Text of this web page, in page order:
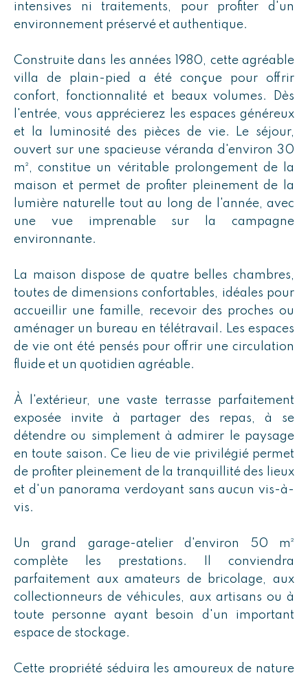
intensives ni traitements, pour profiter d'un
environnement préservé et authentique.
Construite dans les années 1980, cette agréable
villa de plain-pied a été conçue pour offrir
confort, fonctionnalité et beaux volumes. Dès
l'entrée, vous apprécierez les espaces généreux
et la luminosité des pièces de vie. Le séjour,
ouvert sur une spacieuse véranda d'environ 30
m², constitue un véritable prolongement de la
maison et permet de profiter pleinement de la
lumière naturelle tout au long de l'année, avec
une vue imprenable sur la campagne
environnante.
La maison dispose de quatre belles chambres,
toutes de dimensions confortables, idéales pour
accueillir une famille, recevoir des proches ou
aménager un bureau en télétravail. Les espaces
de vie ont été pensés pour offrir une circulation
fluide et un quotidien agréable.
À l'extérieur, une vaste terrasse parfaitement
exposée invite à partager des repas, à se
détendre ou simplement à admirer le paysage
en toute saison. Ce lieu de vie privilégié permet
de profiter pleinement de la tranquillité des lieux
et d'un panorama verdoyant sans aucun vis-à-
vis.
Un grand garage-atelier d'environ 50 m²
complète les prestations. Il conviendra
parfaitement aux amateurs de bricolage, aux
collectionneurs de véhicules, aux artisans ou à
toute personne ayant besoin d'un important
espace de stockage.
Cette propriété séduira les amoureux de nature